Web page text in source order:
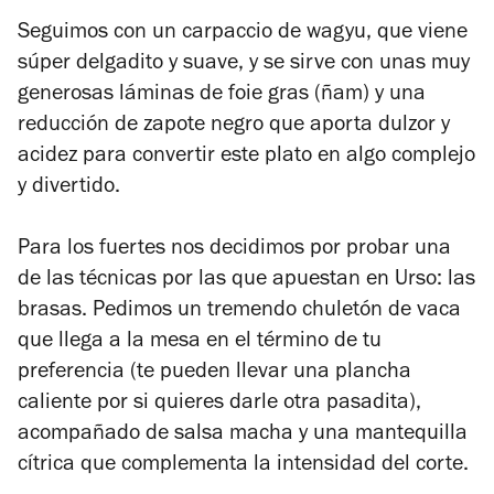
Seguimos con un carpaccio de wagyu, que viene
súper delgadito y suave, y se sirve con unas muy
generosas láminas de foie gras (ñam) y una
reducción de zapote negro que aporta dulzor y
acidez para convertir este plato en algo complejo
y divertido.
Para los fuertes nos decidimos por probar una
de las técnicas por las que apuestan en Urso: las
brasas. Pedimos un tremendo chuletón de vaca
que llega a la mesa en el término de tu
preferencia (te pueden llevar una plancha
caliente por si quieres darle otra pasadita),
acompañado de salsa macha y una mantequilla
cítrica que complementa la intensidad del corte.